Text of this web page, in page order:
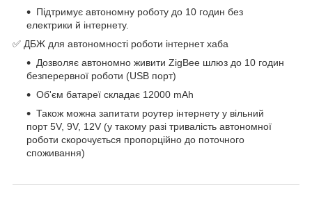
Підтримує автономну роботу до 10 годин без
електрики й інтернету.
✅ ДБЖ для автономності роботи інтернет хаба
Дозволяє автономно живити ZigBee шлюз до 10 годин
безперервної роботи (USB порт)
Об'єм батареї складає 12000 mAh
Також можна запитати роутер інтернету у вільний
порт 5V, 9V, 12V (у такому разі тривалість автономної
роботи скорочується пропорційно до поточного
споживання)